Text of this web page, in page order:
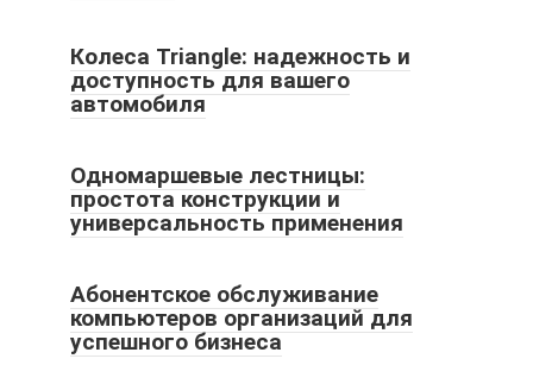
Колеса Triangle: надежность и
доступность для вашего
автомобиля
Одномаршевые лестницы:
простота конструкции и
универсальность применения
Абонентское обслуживание
компьютеров организаций для
успешного бизнеса